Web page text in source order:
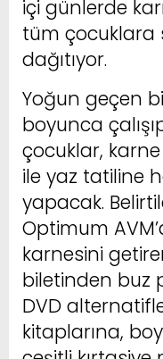
içi günlerde
tüm çocuklara
dağıtıyor.
Yoğun geçen
boyunca
çocuklar,
ile yaz tatiline
yapacak.
Optimum
karnesini
biletinden buz
DVD
kitaplarına,